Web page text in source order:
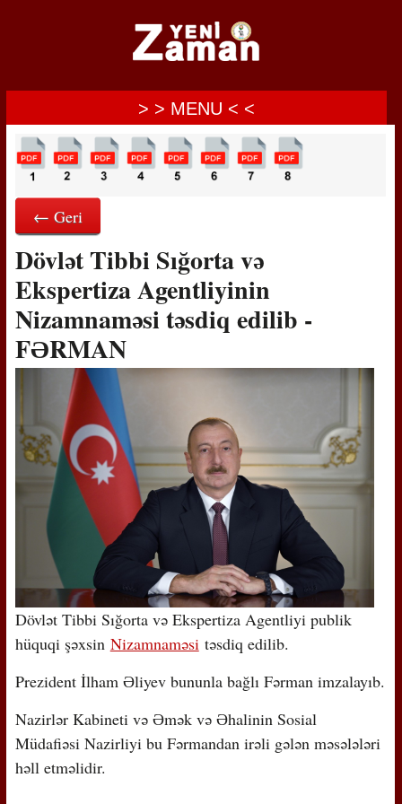
> > MENU < <
← Geri
Dövlət Tibbi Sığorta və
Ekspertiza Agentliyinin
Nizamnaməsi təsdiq edilib -
FƏRMAN
Dövlət Tibbi Sığorta və Ekspertiza Agentliyi publik
hüquqi şəxsin Nizamnaməsitəsdiq edilib.
Prezident İlham Əliyev bununla bağlı Fərman imzalayıb.
Nazirlər Kabineti və Əmək və Əhalinin Sosial
Müdafiəsi Nazirliyi bu Fərmandan irəli gələn məsələləri
həll etməlidir.